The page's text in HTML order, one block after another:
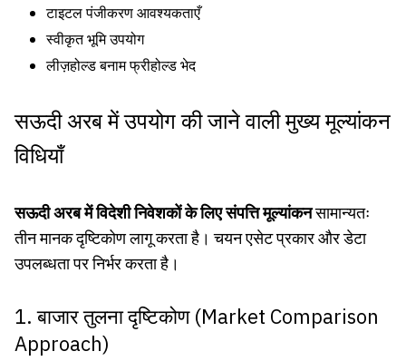
टाइटल पंजीकरण आवश्यकताएँ
स्वीकृत भूमि उपयोग
लीज़होल्ड बनाम फ्रीहोल्ड भेद
सऊदी अरब में उपयोग की जाने वाली मुख्य मूल्यांकन
विधियाँ
सऊदी अरब में विदेशी निवेशकों के लिए संपत्ति मूल्यांकनसामान्यतः
तीन मानक दृष्टिकोण लागू करता है। चयन एसेट प्रकार और डेटा
उपलब्धता पर निर्भर करता है।
1. बाजार तुलना दृष्टिकोण (Market Comparison
Approach)